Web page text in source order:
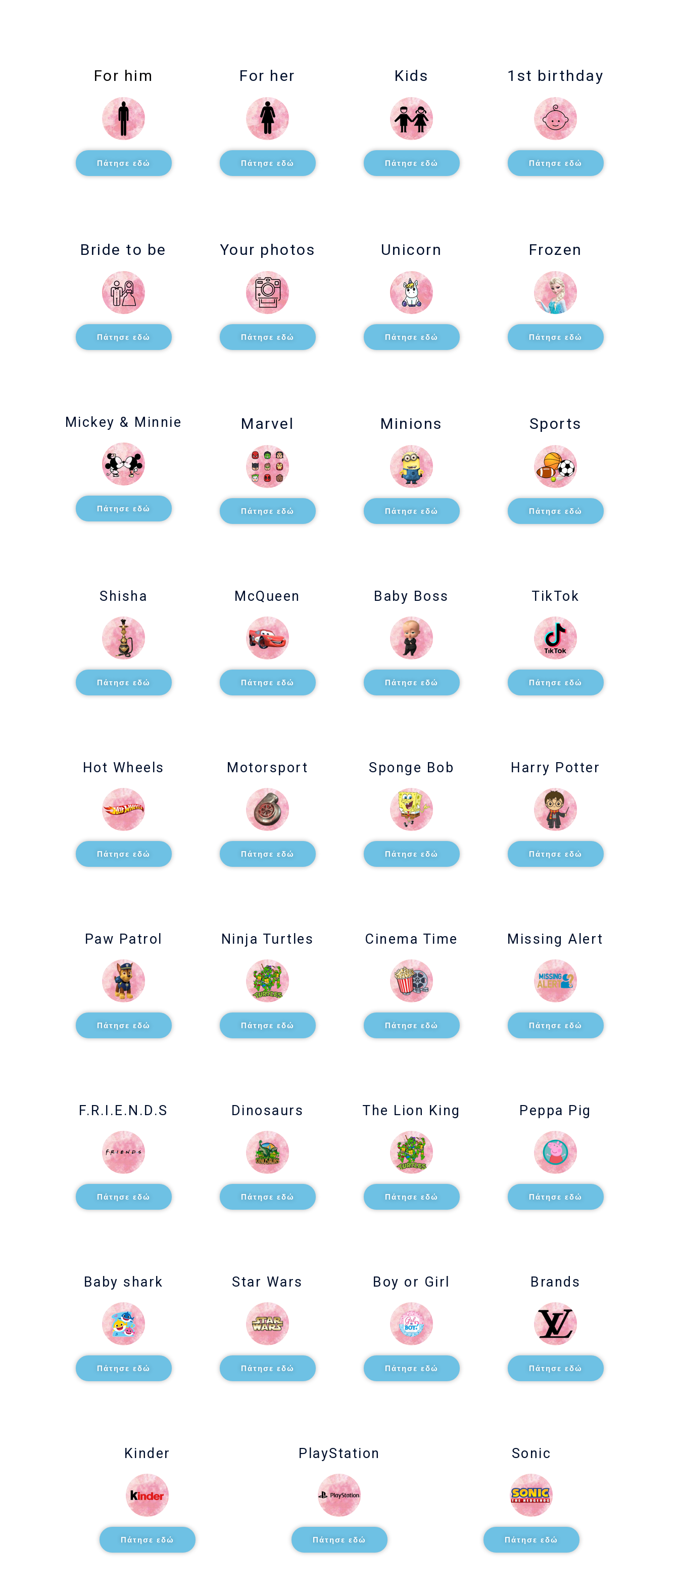
For him
Πάτησε εδώ
For her
Πάτησε εδώ
Kids
Πάτησε εδώ
1st birthday
Πάτησε εδώ
Bride to be
Πάτησε εδώ
Your photos
Πάτησε εδώ
Unicorn
Πάτησε εδώ
Frozen
Πάτησε εδώ
Mickey & Minnie
Πάτησε εδώ
Marvel
Πάτησε εδώ
Minions
Πάτησε εδώ
Sports
Πάτησε εδώ
Shisha
Πάτησε εδώ
McQueen
Πάτησε εδώ
Baby Boss
Πάτησε εδώ
TikTok
Πάτησε εδώ
Hot Wheels
Πάτησε εδώ
Motorsport
Πάτησε εδώ
Sponge Bob
Πάτησε εδώ
Harry Potter
Πάτησε εδώ
Paw Patrol
Πάτησε εδώ
Ninja Turtles
Πάτησε εδώ
Cinema Time
Πάτησε εδώ
Missing Alert
Πάτησε εδώ
F.R.I.E.N.D.S
Πάτησε εδώ
Dinosaurs
Πάτησε εδώ
The Lion King
Πάτησε εδώ
Peppa Pig
Πάτησε εδώ
Βaby shark
Πάτησε εδώ
Star Wars
Πάτησε εδώ
Boy or Girl
Πάτησε εδώ
Brands
Πάτησε εδώ
Kinder
Πάτησε εδώ
PlayStation
Πάτησε εδώ
Sonic
Πάτησε εδώ